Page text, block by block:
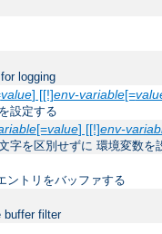
logging
value] [[!]env-variable[=
設定する
[=value] [[!]env-
字を区別せずに 環境変数を
ントリをバッファする
buffer filter